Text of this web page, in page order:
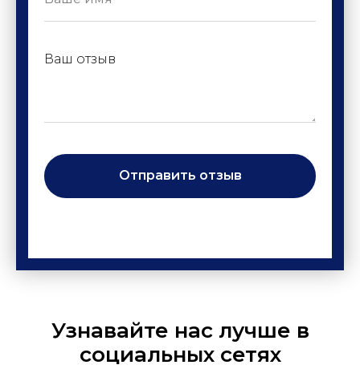
Ваш отзыв
Отправить отзыв
Узнавайте нас лучше в
социальных сетях